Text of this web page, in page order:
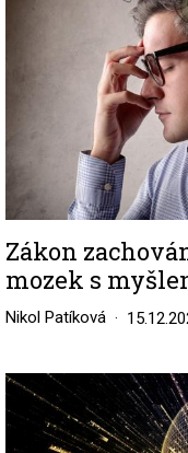
Zákon
mozek s
Nikol Patíková
Image